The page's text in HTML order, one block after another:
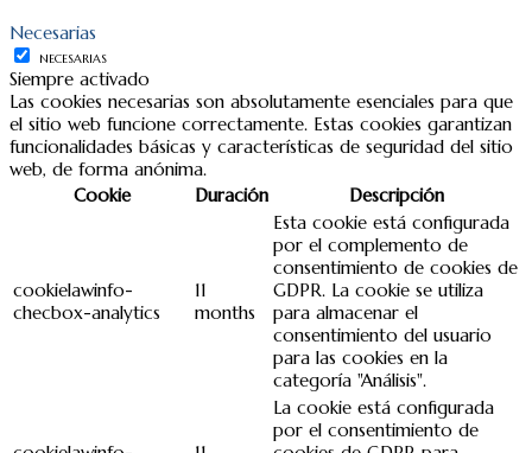
Necesarias
NECESARIAS
Siempre activado
Las cookies necesarias son absolutamente esenciales para que
el sitio web funcione correctamente. Estas cookies garantizan
funcionalidades básicas y características de seguridad del sitio
web, de forma anónima.
Cookie
Duración Descripción
cookielawinfo-
checbox-analytics
11
months
Esta cookie está configurada
por el complemento de
consentimiento de cookies de
GDPR. La cookie se utiliza
para almacenar el
consentimiento del usuario
para las cookies en la
categoría "Análisis".
La cookie está configurada
por el consentimiento de